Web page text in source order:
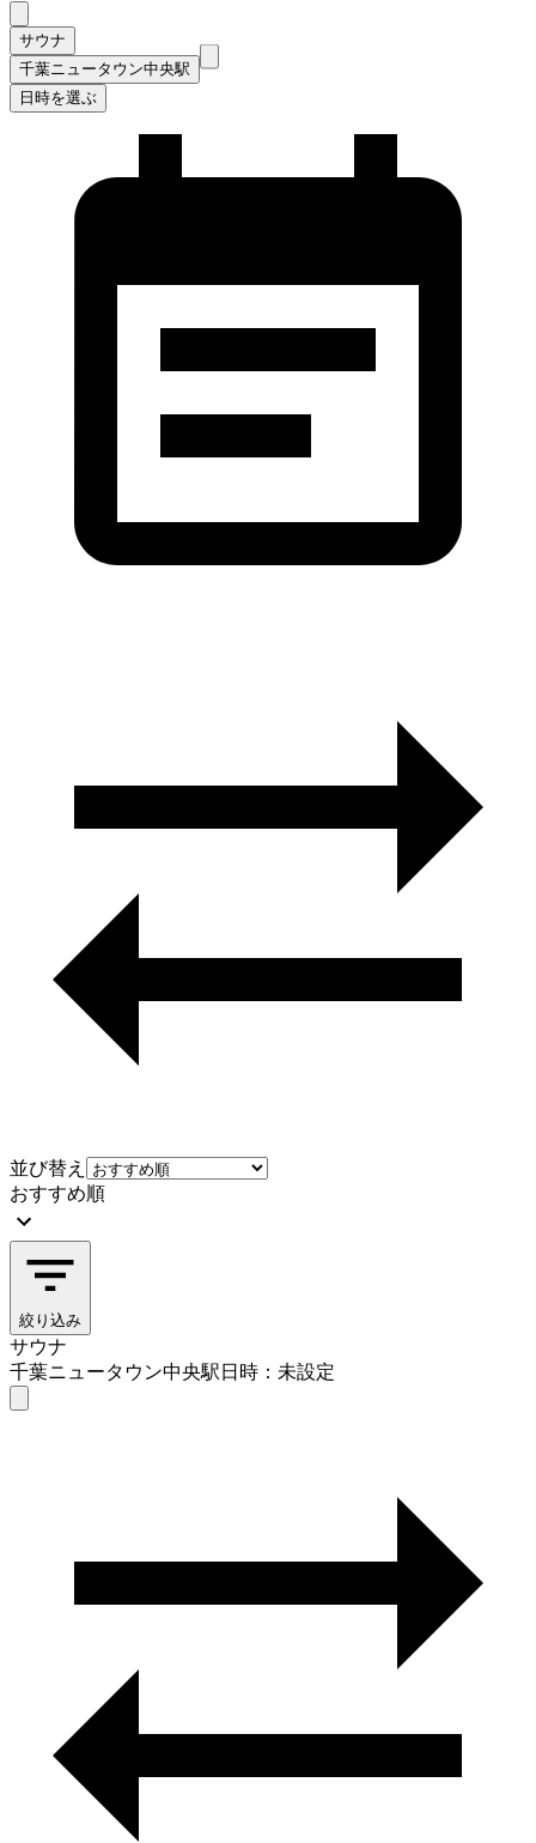
サウナ
千葉ニュータウン中央駅
日時を選ぶ
並び替え
おすすめ順
絞り込み
サウナ
千葉ニュータウン中央駅日時：未設定